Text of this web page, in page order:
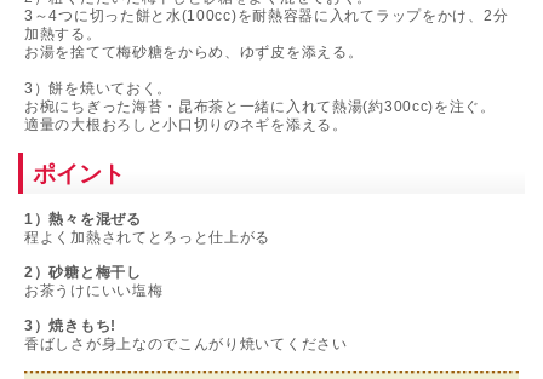
3～4つに切った餅と水(100cc)を耐熱容器に入れてラップをかけ、2分
加熱する。
お湯を捨てて梅砂糖をからめ、ゆず皮を添える。
3）餅を焼いておく。
お椀にちぎった海苔・昆布茶と一緒に入れて熱湯(約300cc)を注ぐ。
適量の大根おろしと小口切りのネギを添える。
ポイント
1）熱々を混ぜる
程よく加熱されてとろっと仕上がる
2）砂糖と梅干し
お茶うけにいい塩梅
3）焼きもち!
香ばしさが身上なのでこんがり焼いてください